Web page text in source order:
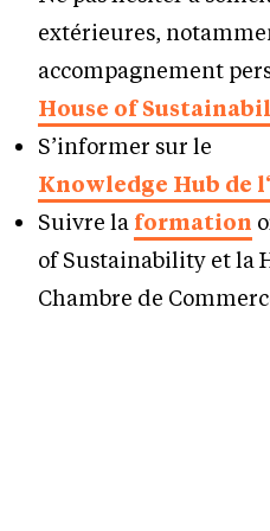
extérieures,
accompagnement
House of
S’informer sur le
Knowledge Hub de
Suivre la formation
of Sustainability et la
Chambre de